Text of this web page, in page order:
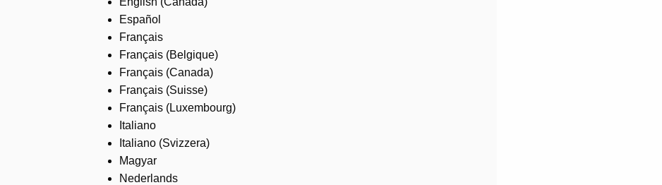
Español
Français
Français (Belgique)
Français (Canada)
Français (Suisse)
Français (Luxembourg)
Italiano
Italiano (Svizzera)
Magyar
Nederlands